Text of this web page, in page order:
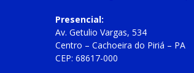
Presencial:
Av. Getulio Vargas, 534
Centro – Cachoeira do Piriá – PA
CEP: 68617-000